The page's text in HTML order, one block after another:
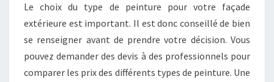
Le choix du type de peinture pour votre façade
extérieure est important. Il est donc conseillé de bien
se renseigner avant de prendre votre décision. Vous
pouvez demander des devis à des professionnels pour
comparer les prix des différents types de peinture. Une